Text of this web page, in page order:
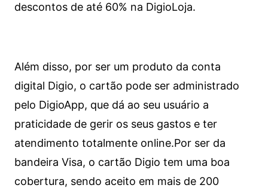
descontos de até 60% na DigioLoja.
Além disso, por ser um produto da conta
digital Digio, o cartão pode ser administrado
pelo DigioApp, que dá ao seu usuário a
praticidade de gerir os seus gastos e ter
atendimento totalmente online.Por ser da
bandeira Visa, o cartão Digio tem uma boa
cobertura, sendo aceito em mais de 200